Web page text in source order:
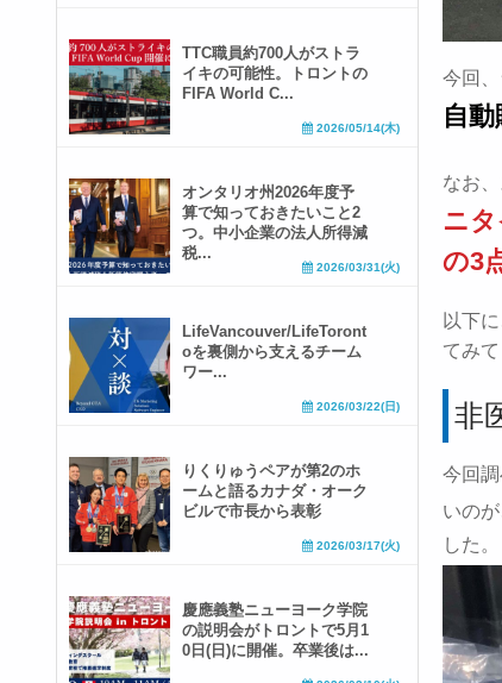
今回
自
なお
ニ
の3
以下
てみて
非
今回
いの
した。
TTC職員約700人がストラ
イキの可能性。トロントの
FIFA World C...
2026/05/14(木)
オンタリオ州2026年度予
算で知っておきたいこと2
つ。中小企業の法人所得減
税...
2026/03/31(火)
LifeVancouver/LifeToront
oを裏側から支えるチーム
ワー...
2026/03/22(日)
りくりゅうペアが第2のホ
ームと語るカナダ・オーク
ビルで市長から表彰
2026/03/17(火)
慶應義塾ニューヨーク学院
の説明会がトロントで5月1
0日(日)に開催。卒業後は...